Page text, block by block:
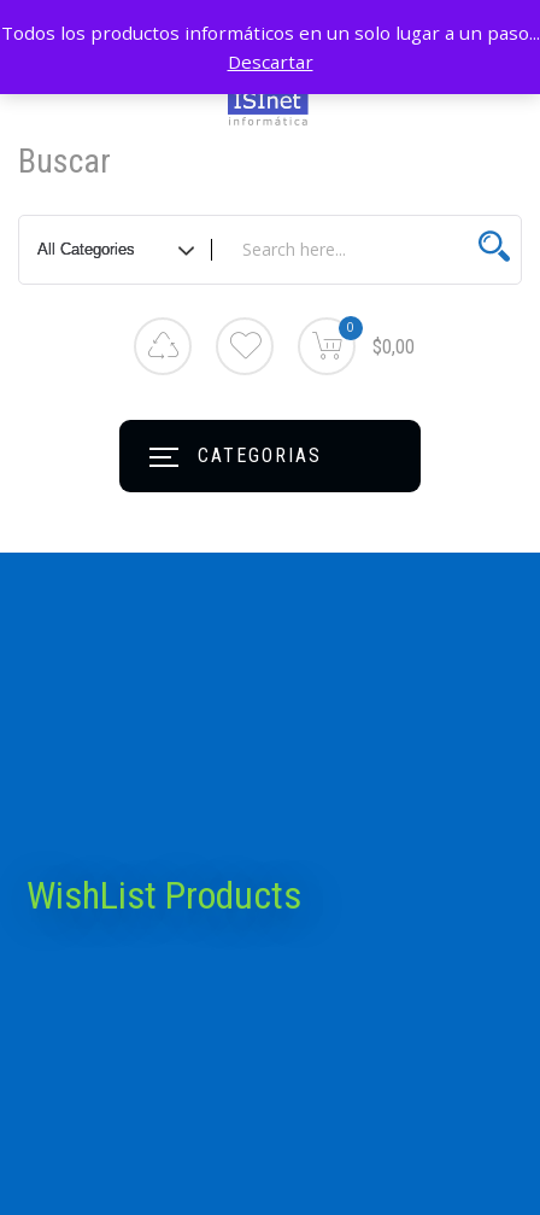
Buscar
0
$0,00
CATEGORIAS
WishList Products
Todos los productos informáticos en un solo lugar a un paso...
Descartar